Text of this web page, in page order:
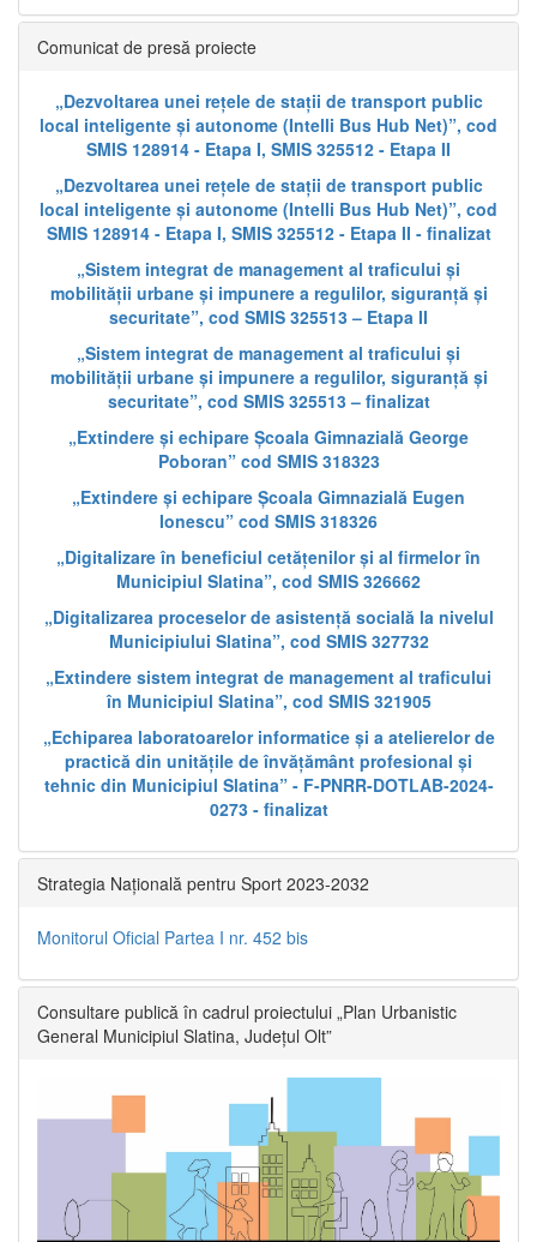
Comunicat de presă proiecte
„Dezvoltarea unei rețele de stații de transport public
local inteligente și autonome (Intelli Bus Hub Net)”, cod
SMIS 128914 - Etapa I, SMIS 325512 - Etapa II
„Dezvoltarea unei rețele de stații de transport public
local inteligente și autonome (Intelli Bus Hub Net)”, cod
SMIS 128914 - Etapa I, SMIS 325512 - Etapa II - finalizat
„Sistem integrat de management al traficului și
mobilității urbane și impunere a regulilor, siguranță și
securitate”, cod SMIS 325513 – Etapa II
„Sistem integrat de management al traficului și
mobilității urbane și impunere a regulilor, siguranță și
securitate”, cod SMIS 325513 – finalizat
„Extindere și echipare Școala Gimnazială George
Poboran” cod SMIS 318323
„Extindere și echipare Școala Gimnazială Eugen
Ionescu” cod SMIS 318326
„Digitalizare în beneficiul cetățenilor și al firmelor în
Municipiul Slatina”, cod SMIS 326662
„Digitalizarea proceselor de asistență socială la nivelul
Municipiului Slatina”, cod SMIS 327732
„Extindere sistem integrat de management al traficului
în Municipiul Slatina”, cod SMIS 321905
„Echiparea laboratoarelor informatice și a atelierelor de
practică din unitățile de învățământ profesional și
tehnic din Municipiul Slatina” - F-PNRR-DOTLAB-2024-
0273 - finalizat
Strategia Națională pentru Sport 2023-2032
Monitorul Oficial Partea I nr. 452 bis
Consultare publică în cadrul proiectului „Plan Urbanistic
General Municipiul Slatina, Județul Olt”